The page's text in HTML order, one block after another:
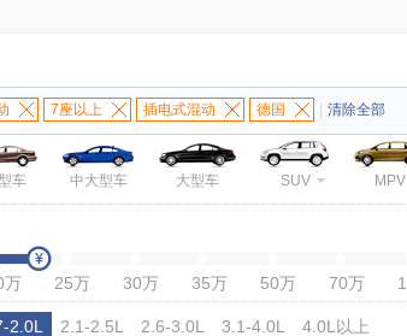
7座以上 插电式混动 德国 清除全部
车 中大型车 大型车 SUV MPV
万 25万 30万 35万 50万 70万
2.0L 2.1-2.5L 2.6-3.0L 3.1-4.0L 4.0L以上